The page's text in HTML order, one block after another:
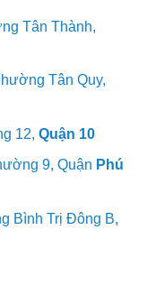
Tân Thành,
Tân Quy,
12, Quận 10
9, Quận Phú
Bình Trị Đông B,